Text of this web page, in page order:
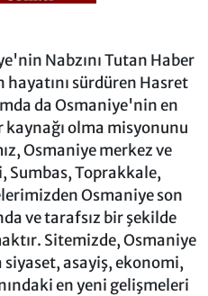
Nabzını Tutan Haber
hayatını sürdüren Hasret
da Osmaniye'nin en
olma misyonunu
Osmaniye merkez ve
Sumbas, Toprakkale,
Osmaniye son
ve tarafsız bir şekilde
Sitemizde, Osmaniye
asayiş, ekonomi,
en yeni gelişmeleri